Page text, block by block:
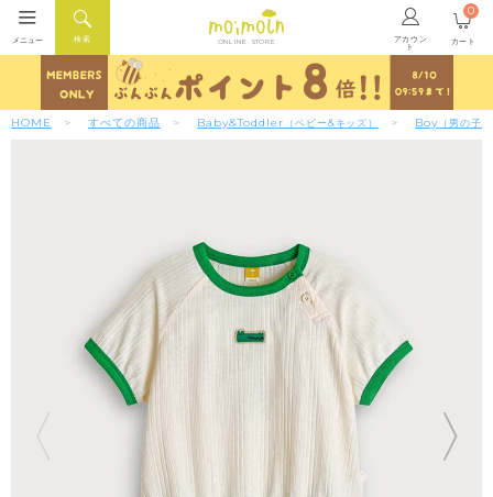
ONLINE STORE アカウン
ト
検索
メニュー カート
0
HOME すべての商品 Baby&Toddler （ベビー&キッズ） Boy （男の子）